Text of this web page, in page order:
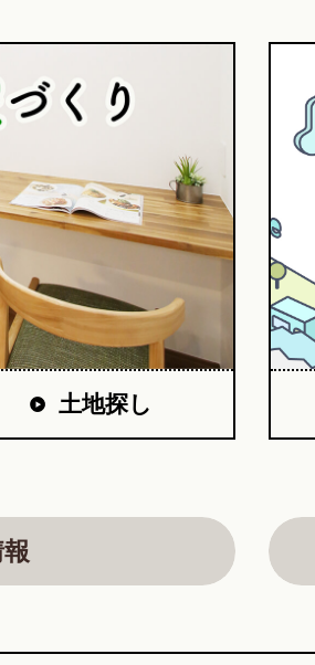
土地探し